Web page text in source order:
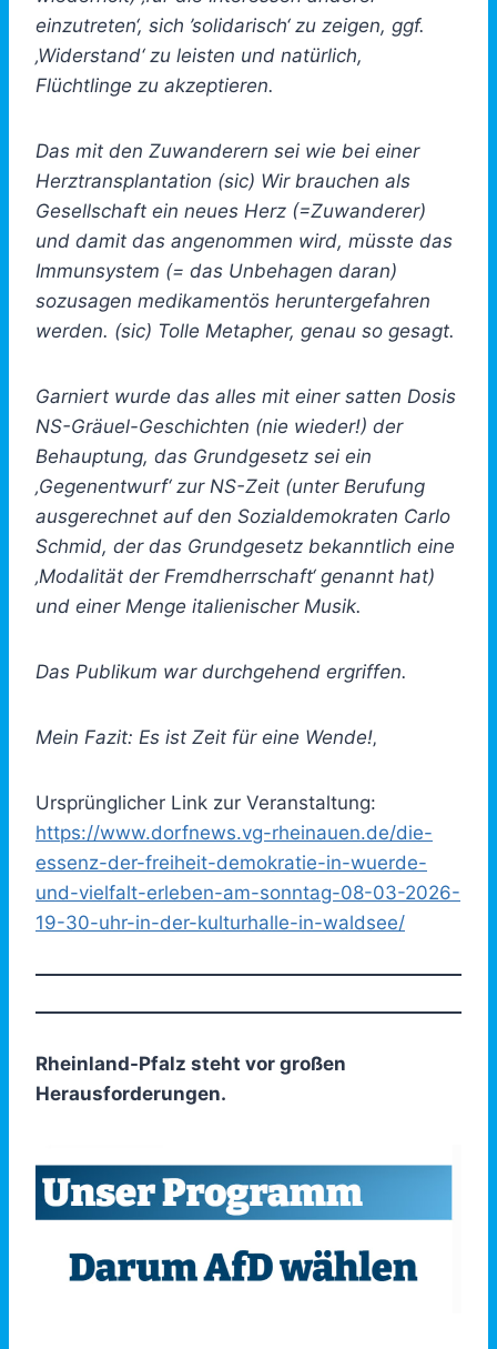
einzutreten‘, sich ’solidarisch‘ zu zeigen, ggf.
‚Widerstand‘ zu leisten und natürlich,
Flüchtlinge zu akzeptieren.
Das mit den Zuwanderern sei wie bei einer
Herztransplantation (sic) Wir brauchen als
Gesellschaft ein neues Herz (=Zuwanderer)
und damit das angenommen wird, müsste das
Immunsystem (= das Unbehagen daran)
sozusagen medikamentös heruntergefahren
werden. (sic) Tolle Metapher, genau so gesagt.
Garniert wurde das alles mit einer satten Dosis
NS-Gräuel-Geschichten (nie wieder!) der
Behauptung, das Grundgesetz sei ein
‚Gegenentwurf‘ zur NS-Zeit (unter Berufung
ausgerechnet auf den Sozialdemokraten Carlo
Schmid, der das Grundgesetz bekanntlich eine
‚Modalität der Fremdherrschaft‘ genannt hat)
und einer Menge italienischer Musik.
Das Publikum war durchgehend ergriffen.
Mein Fazit: Es ist Zeit für eine Wende!‚
Ursprünglicher Link zur Veranstaltung:
https://www.dorfnews.vg-rheinauen.de/die-
essenz-der-freiheit-demokratie-in-wuerde-
und-vielfalt-erleben-am-sonntag-08-03-2026-
19-30-uhr-in-der-kulturhalle-in-waldsee/
Rheinland-Pfalz steht vor großen
Herausforderungen.